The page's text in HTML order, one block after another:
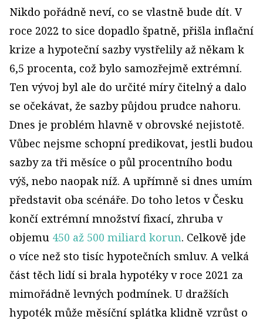
Nikdo pořádně neví, co se vlastně bude dít. V
roce 2022 to sice dopadlo špatně, přišla inflační
krize a hypoteční sazby vystřelily až někam k
6,5 procenta, což bylo samozřejmě extrémní.
Ten vývoj byl ale do určité míry čitelný a dalo
se očekávat, že sazby půjdou prudce nahoru.
Dnes je problém hlavně v obrovské nejistotě.
Vůbec nejsme schopní predikovat, jestli budou
sazby za tři měsíce o půl procentního bodu
výš, nebo naopak níž. A upřímně si dnes umím
představit oba scénáře. Do toho letos v Česku
končí extrémní množství fixací, zhruba v
objemu 450 až 500 miliard korun. Celkově jde
o více než sto tisíc hypotečních smluv. A velká
část těch lidí si brala hypotéky v roce 2021 za
mimořádně levných podmínek. U dražších
hypoték může měsíční splátka klidně vzrůst o